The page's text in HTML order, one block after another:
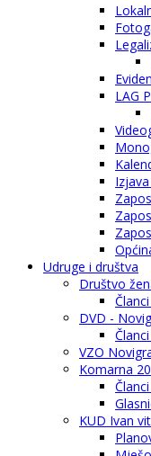
LAG
Udruge i društva
Društvo
DVD -
VZO
Komarna
KUD Ivan